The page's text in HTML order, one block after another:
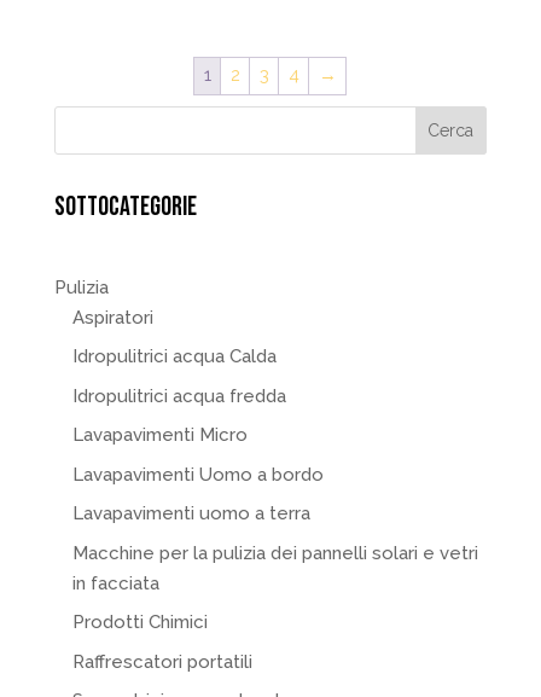
1 2 3 4 →
SOTTOCATEGORIE
Pulizia
Aspiratori
Idropulitrici acqua Calda
Idropulitrici acqua fredda
Lavapavimenti Micro
Lavapavimenti Uomo a bordo
Lavapavimenti uomo a terra
Macchine per la pulizia dei pannelli solari e vetri
in facciata
Prodotti Chimici
Raffrescatori portatili